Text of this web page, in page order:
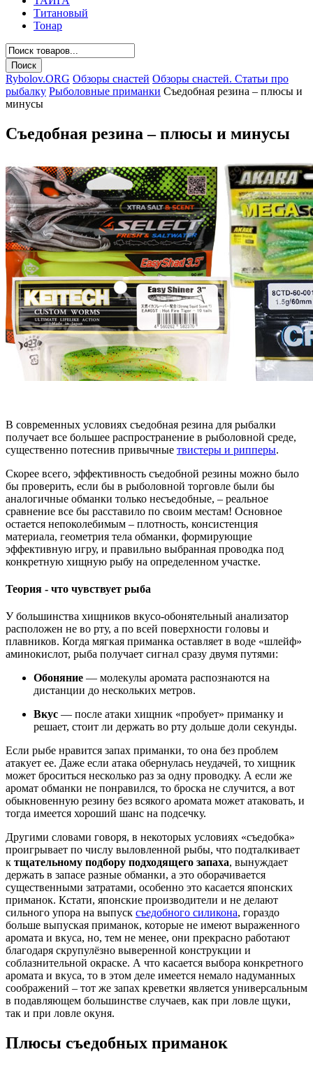
Титановый
Тонар
Rybolov.ORG Обзоры снастей Обзоры снастей. Статьи про
рыбалку Рыболовные приманки Съедобная резина – плюсы и
минусы
Съедобная резина – плюсы и минусы
В современных условиях съедобная резина для рыбалки
получает все большее распространение в рыболовной среде,
существенно потеснив привычные твистеры и рипперы.
Скорее всего, эффективность съедобной резины можно было
бы проверить, если бы в рыболовной торговле были бы
аналогичные обманки только несъедобные, – реальное
сравнение все бы расставило по своим местам! Основное
остается непоколебимым – плотность, консистенция
материала, геометрия тела обманки, формирующие
эффективную игру, и правильно выбранная проводка под
конкретную хищную рыбу на определенном участке.
Теория - что чувствует рыба
У большинства хищников вкусо-обонятельный анализатор
расположен не во рту, а по всей поверхности головы и
плавников. Когда мягкая приманка оставляет в воде «шлейф»
аминокислот, рыба получает сигнал сразу двумя путями:
Обоняние — молекулы аромата распознаются на
дистанции до нескольких метров.
Вкус — после атаки хищник «пробует» приманку и
решает, стоит ли держать во рту дольше доли секунды.
Если рыбе нравится запах приманки, то она без проблем
атакует ее. Даже если атака обернулась неудачей, то хищник
может броситься несколько раз за одну проводку. А если же
аромат обманки не понравился, то броска не случится, а вот
обыкновенную резину без всякого аромата может атаковать, и
тогда имеется хороший шанс на подсечку.
Другими словами говоря, в некоторых условиях «съедобка»
проигрывает по числу выловленной рыбы, что подталкивает
к тщательному подбору подходящего запаха, вынуждает
держать в запасе разные обманки, а это оборачивается
существенными затратами, особенно это касается японских
приманок. Кстати, японские производители и не делают
сильного упора на выпуск съедобного силикона, гораздо
больше выпуская приманок, которые не имеют выраженного
аромата и вкуса, но, тем не менее, они прекрасно работают
благодаря скрупулёзно выверенной конструкции и
соблазнительной окраске. А что касается выбора конкретного
аромата и вкуса, то в этом деле имеется немало надуманных
соображений – тот же запах креветки является универсальным
в подавляющем большинстве случаев, как при ловле щуки,
так и при ловле окуня.
Плюсы съедобных приманок